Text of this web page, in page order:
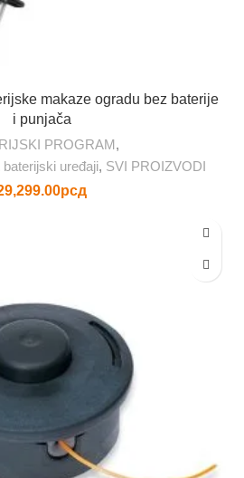
makaze ogradu bez baterije
i punjača
PROGRAM,
uređaji, SVI PROIZVODI
рсд